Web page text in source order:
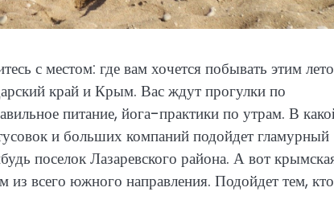
с местом: где вам хочется побывать этим
край и Крым. Вас ждут прогулки по
питание, йога-практики по утрам. В
и больших компаний подойдет гламурный
поселок Лазаревского района. А вот
всего южного направления. Подойдет тем, кто